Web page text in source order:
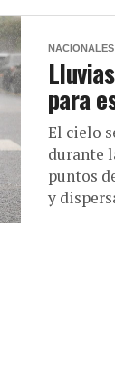
NACIONALES
para
El cielo
durante
puntos
y